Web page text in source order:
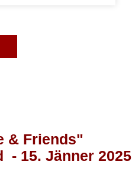
& Friends"
- 15. Jänner 2025